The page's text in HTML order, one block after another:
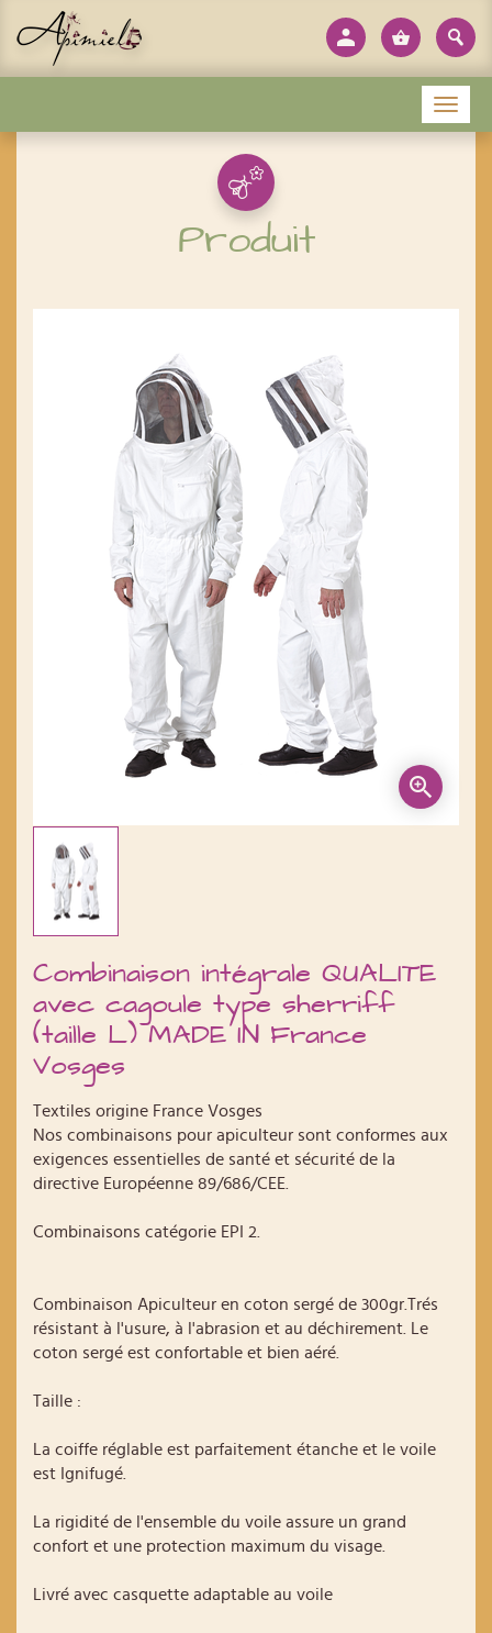
Produit
Combinaison intégrale QUALITE
avec cagoule type sherriff
(taille L) MADE IN France
Vosges
Textiles origine France Vosges
Nos combinaisons pour apiculteur sont conformes aux
exigences essentielles de santé et sécurité de la
directive Européenne 89/686/CEE.
Combinaisons catégorie EPI 2.
Combinaison Apiculteur en coton sergé de 300gr.Trés
résistant à l'usure, à l'abrasion et au déchirement. Le
coton sergé est confortable et bien aéré.
Taille :
La coiffe réglable est parfaitement étanche et le voile
est Ignifugé.
La rigidité de l'ensemble du voile assure un grand
confort et une protection maximum du visage.
Livré avec casquette adaptable au voile
Menu
Panneau de gestion des cookies